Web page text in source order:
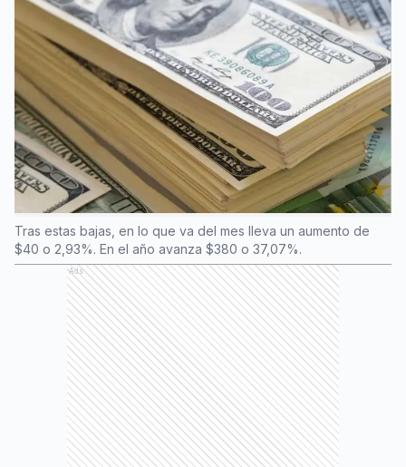
Tras estas bajas, en lo que va del mes lleva un aumento de
$40 o 2,93%. En el año avanza $380 o 37,07%.
Ads